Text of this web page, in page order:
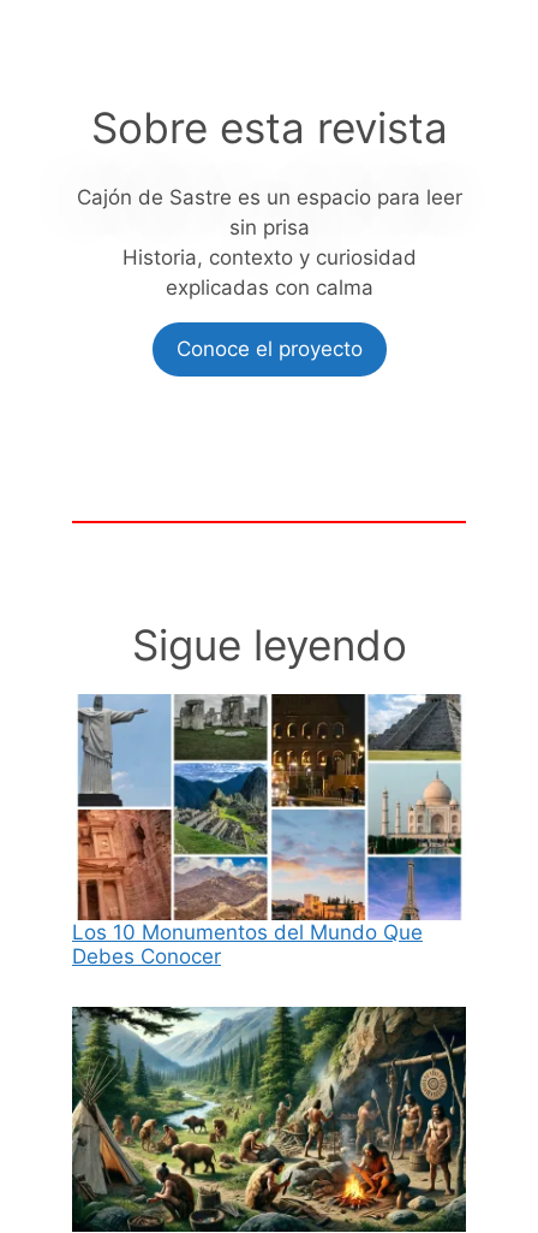
Sobre esta revista
Cajón de Sastre es un espacio para leer
sin prisa
Historia, contexto y curiosidad
explicadas con calma
Conoce el proyecto
Sigue leyendo
Los 10 Monumentos del Mundo Que
Debes Conocer